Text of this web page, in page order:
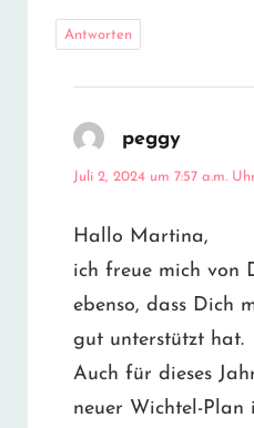
Antworten
peggysagt:
Juli 2, 2024 um 7:57 a.m.
Hallo Martina,
ich freue mich von
ebenso, dass Dich
gut unterstützt hat.
Auch für dieses
neuer Wichtel-Plan